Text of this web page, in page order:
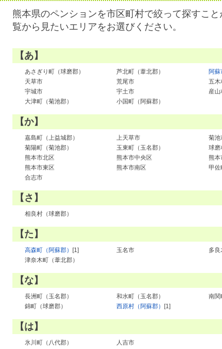
熊本県のペンションを市区町村で絞って探すこ
覧から見たいエリアをお選びください。
【あ】
あさぎり町（球磨郡） 芦北町（葦北郡）
阿蘇
天草市
荒尾市
五木
宇城市
宇土市
産
大津町（菊池郡）
小国町（阿蘇郡）
【か】
嘉島町（上益城郡） 上天草市
菊池
菊陽町（菊池郡）
玉東町（玉名郡）
球磨
熊本市北区
熊本市中央区
熊本
熊本市東区
熊本市南区
甲佐
合志市
【さ】
相良村（球磨郡）
【た】
高森町（阿蘇郡） [1] 玉名市
多
津奈木町（葦北郡）
【な】
長洲町（玉名郡） 和水町（玉名郡）
南関
錦町（球磨郡）
西原村（阿蘇郡） [1]
【は】
氷川町（八代郡） 人吉市